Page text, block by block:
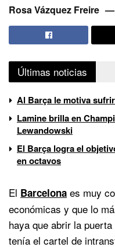
Rosa Vázquez Freire
Últimas noticias
Al Barça le motiva sufrir
Lamine brilla en
Lewandowski
El Barça logra el
en octavos
El Barcelona es muy
económicas y que lo
haya que abrir la
tenía el cartel de